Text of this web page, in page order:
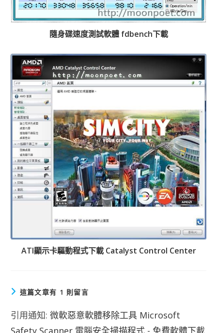
隨身碟速度測試軟體 fdbench下載
ATI顯示卡驅動程式下載 Catalyst Control Center
這篇文章有 1 則留言
引用通知:微軟惡意軟體移除工具 Microsoft